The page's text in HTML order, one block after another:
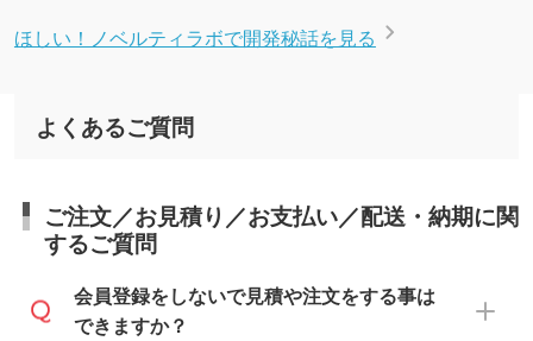
ほしい！ノベルティラボで開発秘話を見る
よくあるご質問
ご注文／お見積り／お支払い／配送・納期に関
するご質問
会員登録をしないで見積や注文をする事は
できますか？